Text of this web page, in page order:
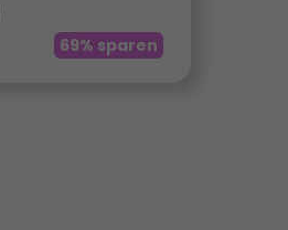
69% sparen